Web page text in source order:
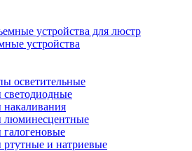
устройства для люстр
устройства
осветительные
и натриевые